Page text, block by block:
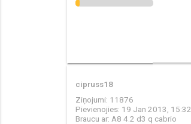
cipruss18
Ziņojumi: 11876
Pievienojies: 19 Jan 2013, 15:32
Braucu ar: A8 4.2 d3 q cabrio